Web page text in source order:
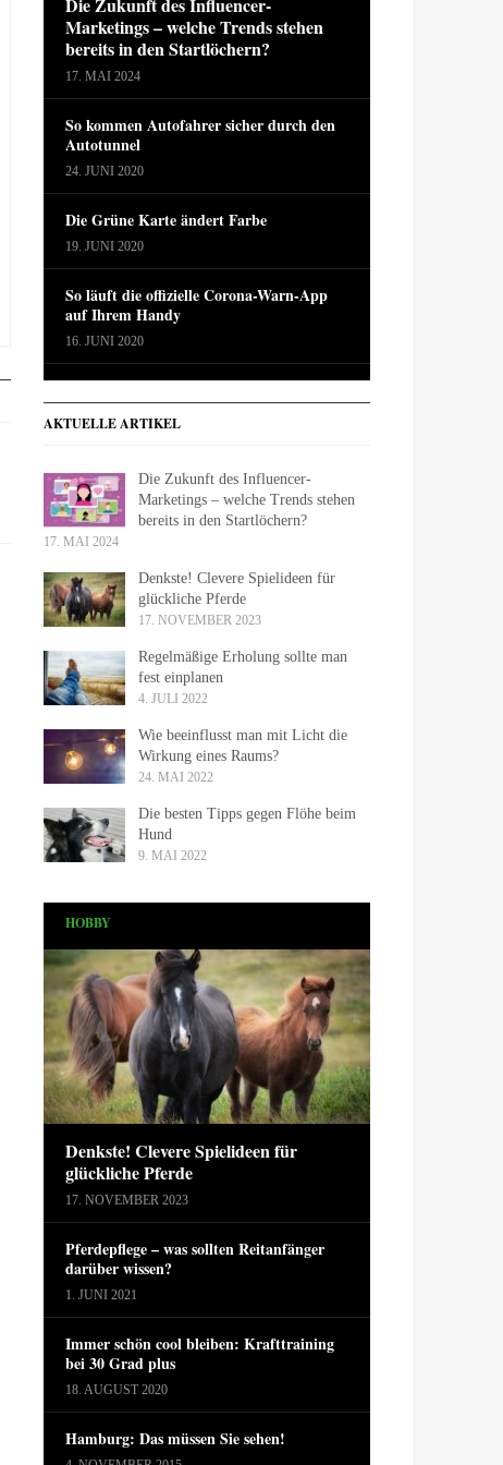
Marketings – welche Trends stehen
bereits in den Startlöchern?
17. MAI 2024
So kommen Autofahrer sicher durch den
Autotunnel
24. JUNI 2020
Die Grüne Karte ändert Farbe
19. JUNI 2020
So läuft die offizielle Corona-Warn-App
auf Ihrem Handy
16. JUNI 2020
AKTUELLE ARTIKEL
Die Zukunft des Influencer-
Marketings – welche Trends stehen
bereits in den Startlöchern?
17. MAI 2024
Denkste! Clevere Spielideen für
glückliche Pferde
17. NOVEMBER 2023
Regelmäßige Erholung sollte man
fest einplanen
4. JULI 2022
Wie beeinflusst man mit Licht die
Wirkung eines Raums?
24. MAI 2022
Die besten Tipps gegen Flöhe beim
Hund
9. MAI 2022
HOBBY
Denkste! Clevere Spielideen für
glückliche Pferde
17. NOVEMBER 2023
Pferdepflege – was sollten Reitanfänger
darüber wissen?
1. JUNI 2021
Immer schön cool bleiben: Krafttraining
bei 30 Grad plus
18. AUGUST 2020
Hamburg: Das müssen Sie sehen!